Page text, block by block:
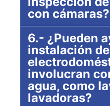
con cámaras?
6.- ¿Pueden
instalación de
involucran
agua, como
lavadoras?